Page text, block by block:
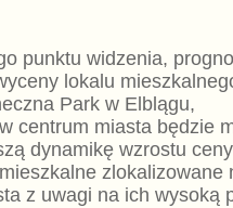
punktu widzenia,
lokalu
Park w Elblągu,
centrum miasta będzie
dynamikę wzrostu
zlokalizowane
z uwagi na ich wysoką